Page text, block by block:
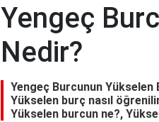
Yengeç
Nedir?
Yengeç Burcunun
Yükselen burç nasıl
Yükselen burcun ne?,